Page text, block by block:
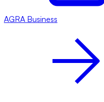
AGRA Business